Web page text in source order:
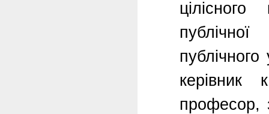
керівник
професор,